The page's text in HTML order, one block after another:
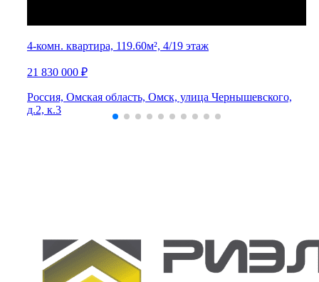
4-комн. квартира, 119.60м², 4/19 этаж
21 830 000 ₽
Россия, Омская область, Омск, улица Чернышевского,
д.2, к.3